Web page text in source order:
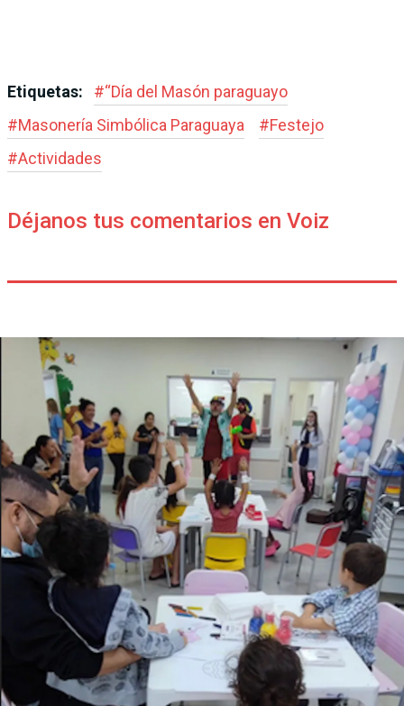
Etiquetas: #“Día del Masón paraguayo
#Masonería Simbólica Paraguaya #Festejo
#Actividades
Déjanos tus comentarios en Voiz